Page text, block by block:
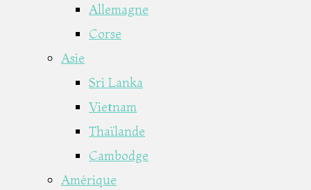
Allemagne
Corse
Asie
Sri Lanka
Vietnam
Thaïlande
Cambodge
Amérique